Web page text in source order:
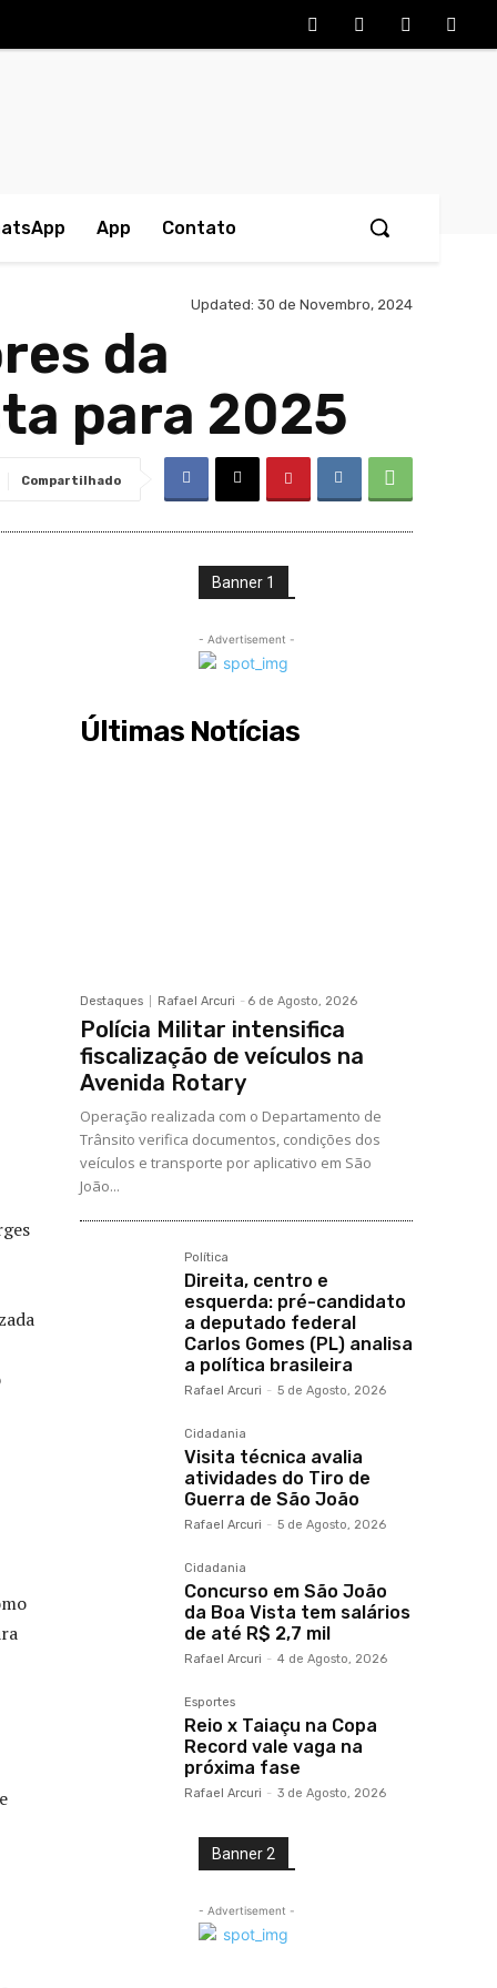
App Contato
Updated: 30 de Novembro, 2024
da
para 2025
Compartilhado
Banner 1
- Advertisement -
Últimas Notícias
Destaques Rafael Arcuri - 6 de Agosto, 2026
Polícia Militar intensifica
fiscalização de veículos na
Avenida Rotary
Operação realizada com o Departamento de
Trânsito verifica documentos, condições dos
veículos e transporte por aplicativo em São
João...
Política
Direita, centro e
esquerda: pré-candidato
a deputado federal
Carlos Gomes (PL) analisa
a política brasileira
Rafael Arcuri - 5 de Agosto, 2026
Cidadania
Visita técnica avalia
atividades do Tiro de
Guerra de São João
Rafael Arcuri - 5 de Agosto, 2026
Cidadania
Concurso em São João
da Boa Vista tem salários
de até R$ 2,7 mil
Rafael Arcuri - 4 de Agosto, 2026
Esportes
Reio x Taiaçu na Copa
Record vale vaga na
próxima fase
Rafael Arcuri - 3 de Agosto, 2026
Banner 2
- Advertisement -